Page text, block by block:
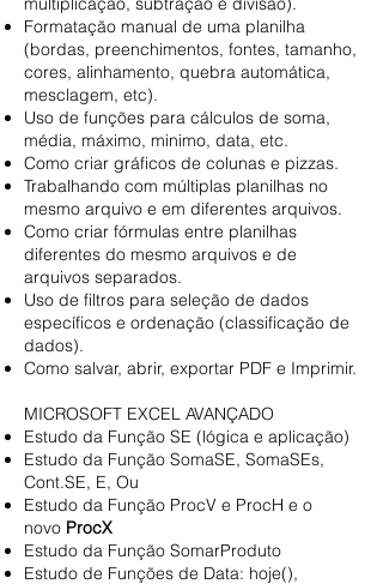
Formatação manual de uma planilha
(bordas, preenchimentos, fontes, tamanho,
cores, alinhamento, quebra automática,
mesclagem, etc).
Uso de funções para cálculos de soma,
média, máximo, minimo, data, etc.
Como criar gráficos de colunas e pizzas.
Trabalhando com múltiplas planilhas no
mesmo arquivo e em diferentes arquivos.
Como criar fórmulas entre planilhas
diferentes do mesmo arquivos e de
arquivos separados.
Uso de filtros para seleção de dados
específicos e ordenação (classificação de
dados).
Como salvar, abrir, exportar PDF e Imprimir.
MICROSOFT EXCEL AVANÇADO
Estudo da Função SE (lógica e aplicação)
Estudo da Função SomaSE, SomaSEs,
Cont.SE, E, Ou
Estudo da Função ProcV e ProcH e o
novo ProcX
Estudo da Função SomarProduto
Estudo de Funções de Data: hoje(),